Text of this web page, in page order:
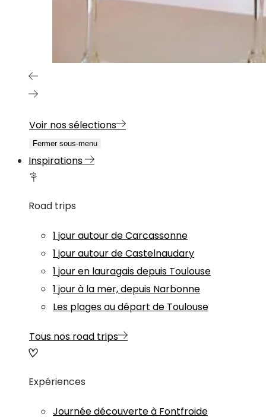
Voir nos sélections
Fermer sous-menu
Inspirations
Road trips
1 jour autour de Carcassonne
1 jour autour de Castelnaudary
1 jour en lauragais depuis Toulouse
1 jour à la mer, depuis Narbonne
Les plages au départ de Toulouse
Tous nos road trips
Expériences
Journée découverte à Fontfroide